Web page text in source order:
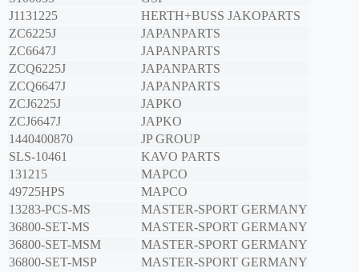
J1131225
HERTH+BUSS JAKOPARTS
ZC6225J
JAPANPARTS
ZC6647J
JAPANPARTS
ZCQ6225J
JAPANPARTS
ZCQ6647J
JAPANPARTS
ZCJ6225J
JAPKO
ZCJ6647J
JAPKO
1440400870
JP GROUP
SLS-10461
KAVO PARTS
131215
MAPCO
49725HPS
MAPCO
13283-PCS-MS
MASTER-SPORT GERMANY
36800-SET-MS
MASTER-SPORT GERMANY
36800-SET-MSM
MASTER-SPORT GERMANY
36800-SET-MSP
MASTER-SPORT GERMANY